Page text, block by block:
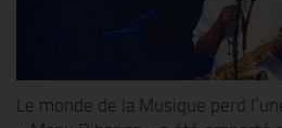
Le monde de la Musique perd